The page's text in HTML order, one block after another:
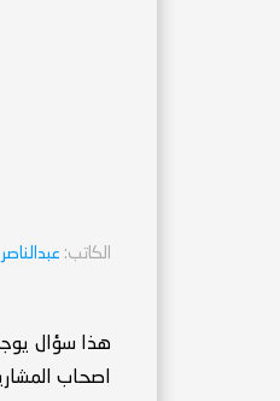
الكاتب:
هذا سؤال
اصحاب